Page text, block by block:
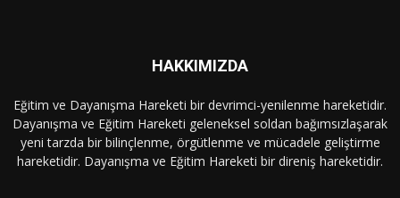
HAKKIMIZDA
Eğitim ve Dayanışma Hareketi bir devrimci-yenilenme hareketidir.
Dayanışma ve Eğitim Hareketi geleneksel soldan bağımsızlaşarak
yeni tarzda bir bilinçlenme, örgütlenme ve mücadele geliştirme
hareketidir. Dayanışma ve Eğitim Hareketi bir direniş hareketidir.